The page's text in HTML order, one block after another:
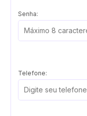
Senha:
Telefone: